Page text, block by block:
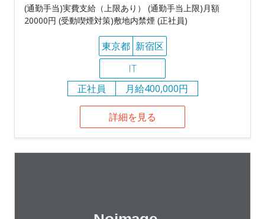
(通勤手当)実費支給（上限あり） (通勤手当上限)月額
20000円 (受動喫煙対策)敷地内禁煙 (正社員)
東京都 新宿区
IT
正社員
月給400,000円
詳細を見る